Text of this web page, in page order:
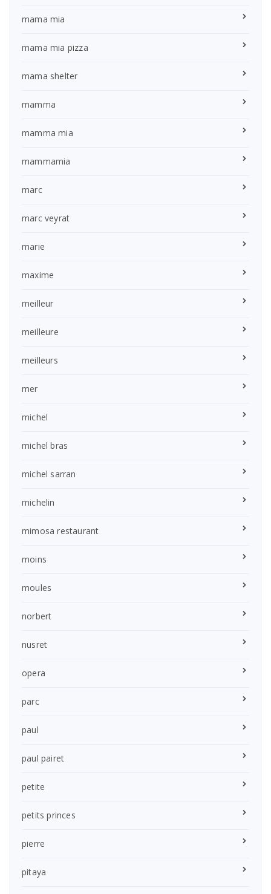
mama mia
mama mia pizza
mama shelter
mamma
mamma mia
mammamia
marc
marc veyrat
marie
maxime
meilleur
meilleure
meilleurs
mer
michel
michel bras
michel sarran
michelin
mimosa restaurant
moins
moules
norbert
nusret
opera
parc
paul
paul pairet
petite
petits princes
pierre
pitaya